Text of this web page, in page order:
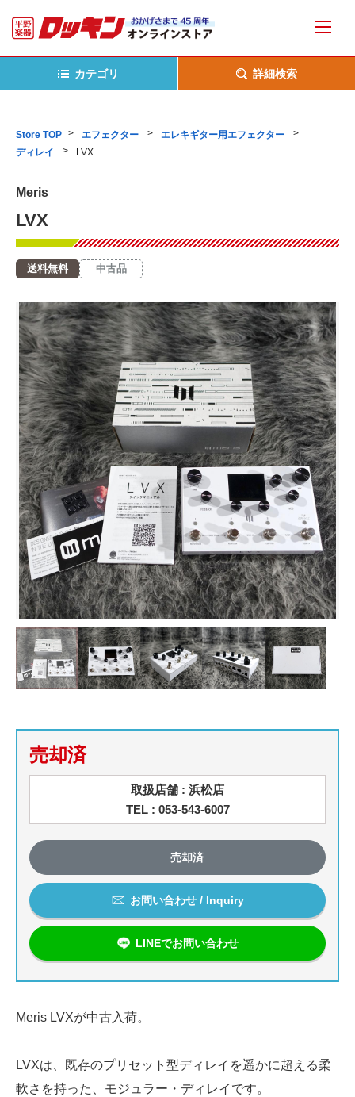
カテゴリ 詳細検索
Store TOP エフェクター
エレキギター用エフェクター
ディレイ
LVX
Meris
LVX
送料無料 中古品
売却済
取扱店舗 : 浜松店
TEL : 053-543-6007
売却済
お問い合わせ / Inquiry
LINEでお問い合わせ
Meris LVXが中古入荷。
LVXは、既存のプリセット型ディレイを遥かに超える柔
軟さを持った、モジュラー・ディレイです。